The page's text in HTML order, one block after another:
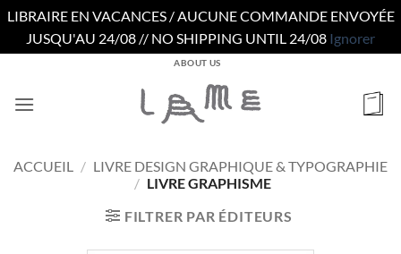
LIBRAIRE EN VACANCES / AUCUNE COMMANDE ENVOYÉE
JUSQU'AU 24/08 // NO SHIPPING UNTIL 24/08 Ignorer
contenu
ABOUT US
ACCUEIL / LIVRE DESIGN GRAPHIQUE & TYPOGRAPHIE
/ LIVRE GRAPHISME
FILTRER PAR ÉDITEURS